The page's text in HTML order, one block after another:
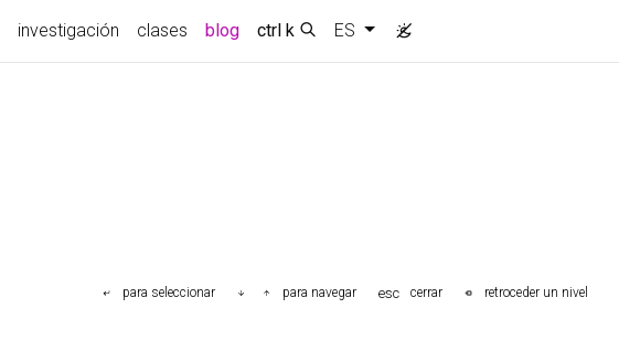
investigación clases blog ctrl k ES
para seleccionar para navegar esc cerrar retroceder un nivel